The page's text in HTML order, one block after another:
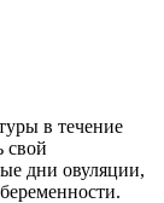
в течение
свой
дни овуляции,